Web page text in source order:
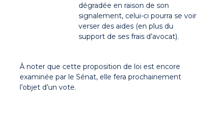
dégradée en raison de son
signalement, celui-ci pourra se voir
verser des aides (en plus du
support de ses frais d’avocat).
À noter que cette proposition de loi est encore
examinée par le Sénat, elle fera prochainement
l’objet d’un vote.